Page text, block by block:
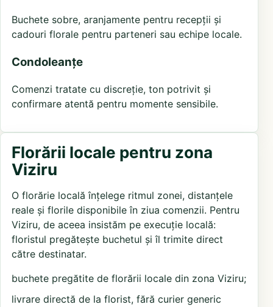
Buchete sobre, aranjamente pentru recepții și
cadouri florale pentru parteneri sau echipe locale.
Condoleanțe
Comenzi tratate cu discreție, ton potrivit și
confirmare atentă pentru momente sensibile.
Florării locale pentru zona
Viziru
O florărie locală înțelege ritmul zonei, distanțele
reale și florile disponibile în ziua comenzii. Pentru
Viziru, de aceea insistăm pe execuție locală:
floristul pregătește buchetul și îl trimite direct
către destinatar.
buchete pregătite de florării locale din zona Viziru;
livrare directă de la florist, fără curier generic